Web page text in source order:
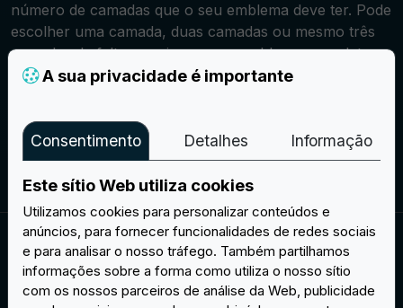
número de camadas que o seu emblema deve ter. Pode
escolher uma camada, duas camadas ou mesmo três
camadas de feltro macio para os emblemas e as letras.
Este trabalho é, de facto, muito popular para fazer
Crie o seu projeto
OPÇÕES DE SUPORTE
Escolha o tipo de suporte para os seus
A sua privacidade é importante
Consentimento Detalhes Informação
Este sítio Web utiliza cookies
Utilizamos cookies para personalizar conteúdos e
anúncios, para fornecer funcionalidades de redes sociais
e para analisar o nosso tráfego. Também partilhamos
informações sobre a forma como utiliza o nosso sítio
com os nossos parceiros de análise da Web, publicidade